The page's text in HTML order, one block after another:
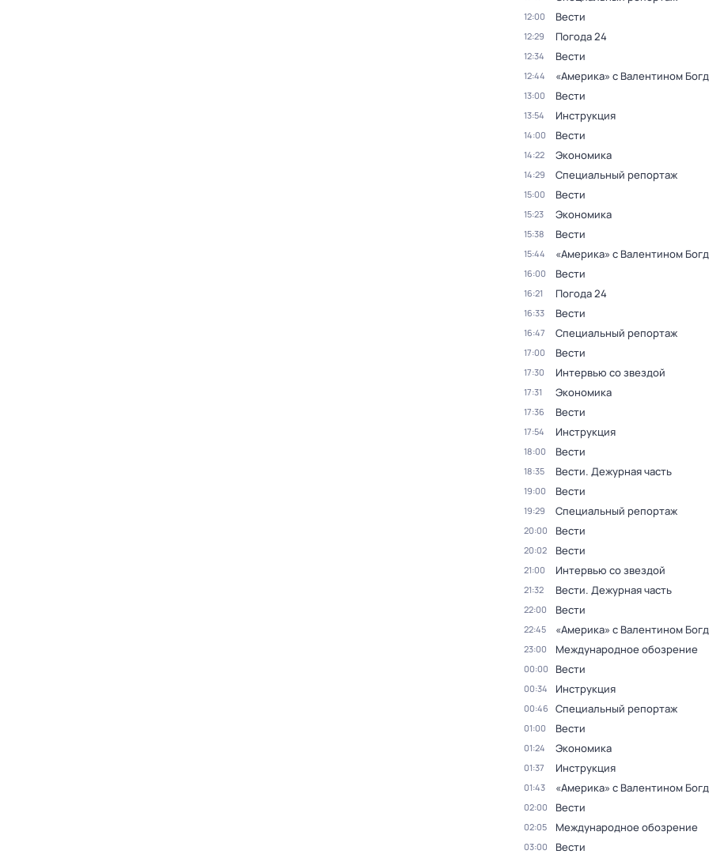
12:00 Вести
12:29 Погода 24
12:34 Вести
12:44 «Америка» с Валентином
13:00 Вести
13:54 Инструкция
14:00 Вести
14:22 Экономика
14:29 Специальный репортаж
15:00 Вести
15:23 Экономика
15:38 Вести
15:44 «Америка» с Валентином
16:00 Вести
16:21 Погода 24
16:33 Вести
16:47 Специальный репортаж
17:00 Вести
17:30 Интервью со звездой
17:31 Экономика
17:36 Вести
17:54 Инструкция
18:00 Вести
18:35 Вести. Дежурная часть
19:00 Вести
19:29 Специальный репортаж
20:00 Вести
20:02 Вести
21:00 Интервью со звездой
21:32 Вести. Дежурная часть
22:00 Вести
22:45 «Америка» с Валентином
23:00 Международное обозрение
00:00 Вести
00:34 Инструкция
00:46 Специальный репортаж
01:00 Вести
01:24 Экономика
01:37 Инструкция
01:43 «Америка» с Валентином
02:00 Вести
02:05 Международное обозрение
03:00 Вести